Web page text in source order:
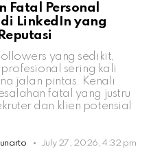
Fatal Personal
LinkedIn yang
yang sedikit,
sering kali
jalan pintas. Kenali
fatal yang justru
dan klien potensial
July 27, 2026, 4:32 pm